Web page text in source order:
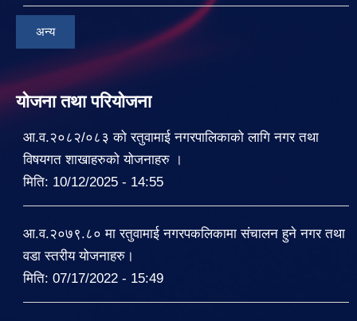
अन्य
योजना तथा परियोजना
आ.व.२०८२/०८३ को रतुवामाई नगरपालिकाको लागि नगर तथा
विषयगत शाखाहरुको योजनाहरु ।
मिति: 10/12/2025 - 14:55
आ.व.२०७९.८० मा रतुवामाई नगरपकलिकामा संचालन हुने नगर तथा
वडा स्तरीय योजनाहरु।
मिति: 07/17/2022 - 15:49